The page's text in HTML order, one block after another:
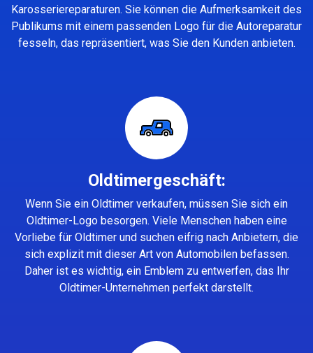
Karosseriereparaturen. Sie können die Aufmerksamkeit des
Publikums mit einem passenden Logo für die Autoreparatur
fesseln, das repräsentiert, was Sie den Kunden anbieten.
Oldtimergeschäft:
Wenn Sie ein Oldtimer verkaufen, müssen Sie sich ein
Oldtimer-Logo besorgen. Viele Menschen haben eine
Vorliebe für Oldtimer und suchen eifrig nach Anbietern, die
sich explizit mit dieser Art von Automobilen befassen.
Daher ist es wichtig, ein Emblem zu entwerfen, das Ihr
Oldtimer-Unternehmen perfekt darstellt.